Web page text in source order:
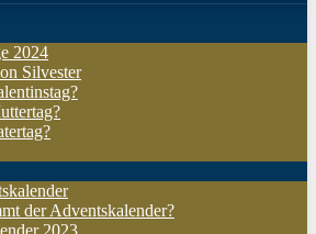
2024
Silvester
der Adventskalender?
2023